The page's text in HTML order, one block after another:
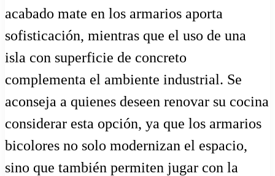
acabado mate en los armarios aporta
sofisticación, mientras que el uso de una
isla con superficie de concreto
complementa el ambiente industrial. Se
aconseja a quienes deseen renovar su cocina
considerar esta opción, ya que los armarios
bicolores no solo modernizan el espacio,
sino que también permiten jugar con la